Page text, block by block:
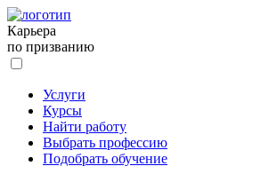
Карьера
по призванию
Услуги
Курсы
Найти работу
Выбрать профессию
Подобрать обучение